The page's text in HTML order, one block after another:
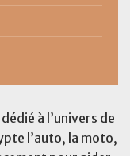
à l’univers de
l’auto, la moto,